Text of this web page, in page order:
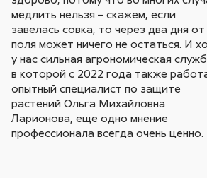
медлить нельзя – скажем, если
завелась совка, то через два дня от
поля может ничего не остаться. И
у нас сильная агрономическая
в которой с 2022 года также
опытный специалист по защите
растений Ольга Михайловна
Ларионова, еще одно мнение
профессионала всегда очень ценно.